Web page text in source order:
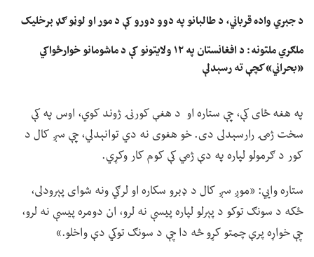
د جبري واده قرباني، د طالبانو په دوو دورو کې د مور او لوڼو ګډ برخلیک
ملګري ملتونه: د افغانستان په ۱۲ ولایتونو کې د ماشومانو خوارځواکي
«بحراني» کچې ته رسېدلې
په هغه ځای کې، چې ستاره او د هغې کورنۍ ژوند کوي، اوس په کې
سخت ژمۍ رارسېدلی دی. خو هغوی نه دي توانېدلي، چې سږ کال د
کور د ګرمولو لپاره په دې ژمي کې کوم کار وکړي.
ستاره وايي: «موږ سږ کال د ډبرو سکاره او لرګي ونه شوای پېرودلی،
ځکه د سونګ توکو د پېرلو لپاره پیسې نه لرو، ان دومره پیسې نه لرو،
چې خواړه پرې چمتو کړو څه دا چې د سونګ توکي دې واخلو.»